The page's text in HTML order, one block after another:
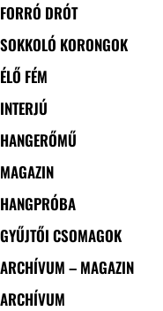
FORRÓ DRÓT
SOKKOLÓ KORONGOK
ÉLŐ FÉM
INTERJÚ
HANGERŐMŰ
MAGAZIN
HANGPRÓBA
GYŰJTŐI CSOMAGOK
ARCHÍVUM – MAGAZIN
ARCHÍVUM